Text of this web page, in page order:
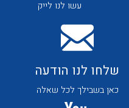
לכל מוצרי היצרן
עשו לנו לייק
שלחו לנו הודעה
כאן בשבילך לכל שאלה